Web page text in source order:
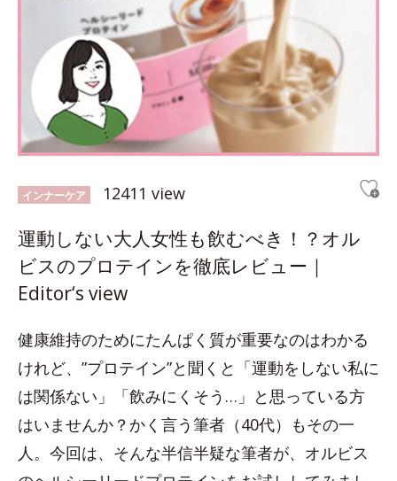
インナーケア 12411 view
運動しない大人女性も飲むべき！？オル
ビスのプロテインを徹底レビュー｜
Editor‘s view
健康維持のためにたんぱく質が重要なのはわかる
けれど、”プロテイン”と聞くと「運動をしない私に
は関係ない」「飲みにくそう…」と思っている方
はいませんか？かく言う筆者（40代）もその一
人。今回は、そんな半信半疑な筆者が、オルビス